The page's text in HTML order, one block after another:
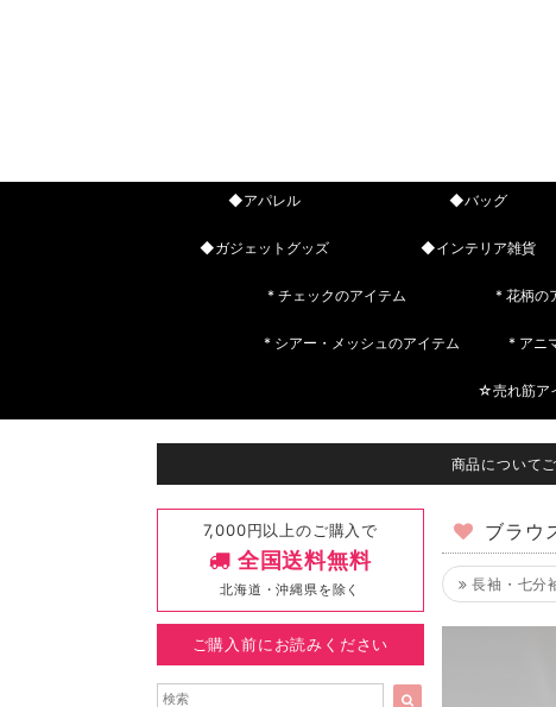
◆アパレル ◆バッグ
◆ガジェットグッズ ◆インテリア雑貨
* チェックのアイテム * 花柄の
* シアー・メッシュのアイテム * アニ
☆売れ筋ア
商品について
7,000円以上のご購入で
全国送料無料
北海道・沖縄県を除く
ご購入前にお読みください
ブラウ
長袖・七分